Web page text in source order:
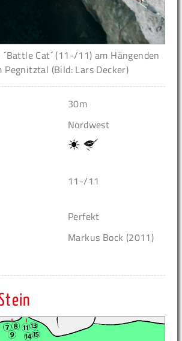
Cat´ (11-/11) am Hängenden
Pegnitztal (Bild: Lars Decker)
30m
Nordwest
11-/11
Perfekt
Markus Bock (2011)